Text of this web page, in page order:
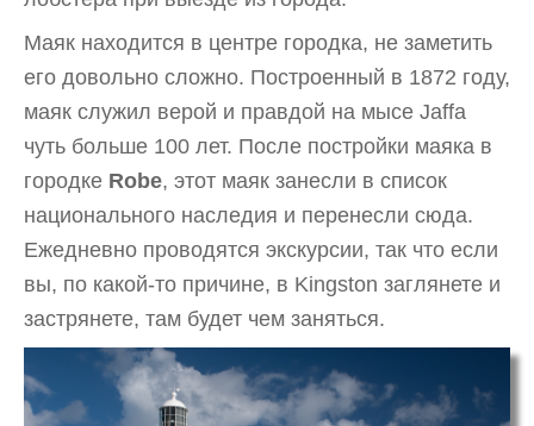
Маяк находится в центре городка, не заметить
его довольно сложно. Построенный в 1872 году,
маяк служил верой и правдой на мысе Jaffa
чуть больше 100 лет. После постройки маяка в
городке Robe, этот маяк занесли в список
национального наследия и перенесли сюда.
Ежедневно проводятся экскурсии, так что если
вы, по какой-то причине, в Kingston заглянете и
застрянете, там будет чем заняться.